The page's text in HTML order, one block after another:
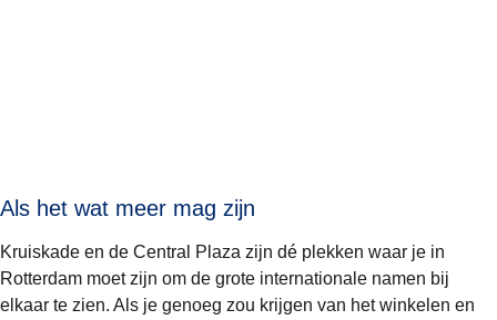
Als het wat meer mag zijn
Kruiskade en de Central Plaza zijn dé plekken waar je in
Rotterdam moet zijn om de grote internationale namen bij
elkaar te zien. Als je genoeg zou krijgen van het winkelen en